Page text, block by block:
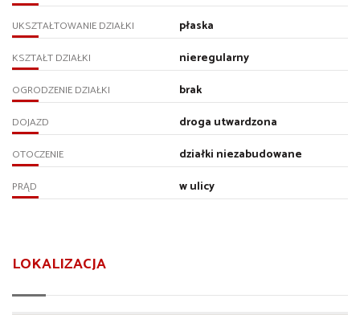
UKSZTAŁTOWANIE DZIAŁKI płaska
KSZTAŁT DZIAŁKI nieregularny
OGRODZENIE DZIAŁKI brak
DOJAZD droga utwardzona
OTOCZENIE działki niezabudowane
PRĄD w ulicy
LOKALIZACJA